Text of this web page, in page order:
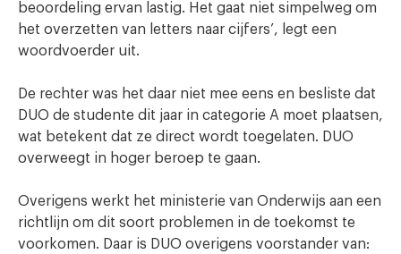
beoordeling ervan lastig. Het gaat niet simpelweg om
het overzetten van letters naar cijfers’, legt een
woordvoerder uit.
De rechter was het daar niet mee eens en besliste dat
DUO de studente dit jaar in categorie A moet plaatsen,
wat betekent dat ze direct wordt toegelaten. DUO
overweegt in hoger beroep te gaan.
Overigens werkt het ministerie van Onderwijs aan een
richtlijn om dit soort problemen in de toekomst te
voorkomen. Daar is DUO overigens voorstander van: